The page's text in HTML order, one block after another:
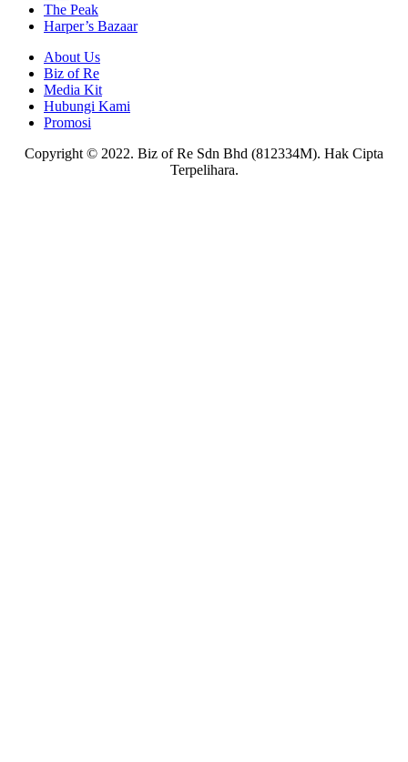
The Peak
Harper’s Bazaar
About Us
Biz of Re
Media Kit
Hubungi Kami
Promosi
Copyright © 2022. Biz of Re Sdn Bhd (812334M). Hak Cipta
Terpelihara.